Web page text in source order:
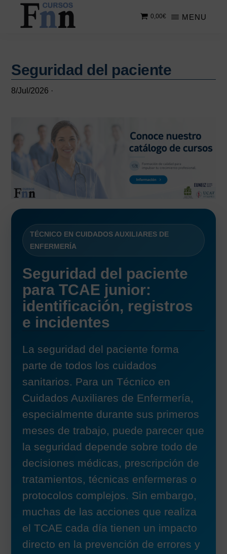
Saltar
contenido
Saltar
principal
online
MENU
0,00€
Seguridad del paciente
8/Jul/2026 ·
TÉCNICO EN CUIDADOS AUXILIARES DE
ENFERMERÍA
Seguridad del paciente
para TCAE junior:
identificación, registros
e incidentes
La seguridad del paciente forma
parte de todos los cuidados
sanitarios. Para un Técnico en
Cuidados Auxiliares de Enfermería,
especialmente durante sus primeros
meses de trabajo, puede parecer que
la seguridad depende sobre todo de
decisiones médicas, prescripción de
tratamientos, técnicas enfermeras o
protocolos complejos. Sin embargo,
muchas de las acciones que realiza
el TCAE cada día tienen un impacto
directo en la prevención de errores y